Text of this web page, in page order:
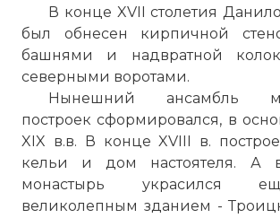
В конце XVII столетия
был обнесен кирпичной
башнями и надвратной
северными воротами.
Нынешний ансамбль
построек сформировался, в
XIX в.в. В конце XVIII в.
кельи и дом настоятеля. А
монастырь украсился
великолепным зданием -